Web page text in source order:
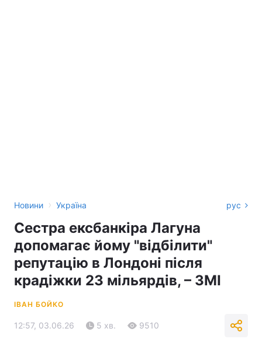
Новини › Україна рус
Сестра ексбанкіра Лагуна
допомагає йому "відбілити"
репутацію в Лондоні після
крадіжки 23 мільярдів, – ЗМІ
ІВАН БОЙКО
12:57, 03.06.26 5 хв. 9510